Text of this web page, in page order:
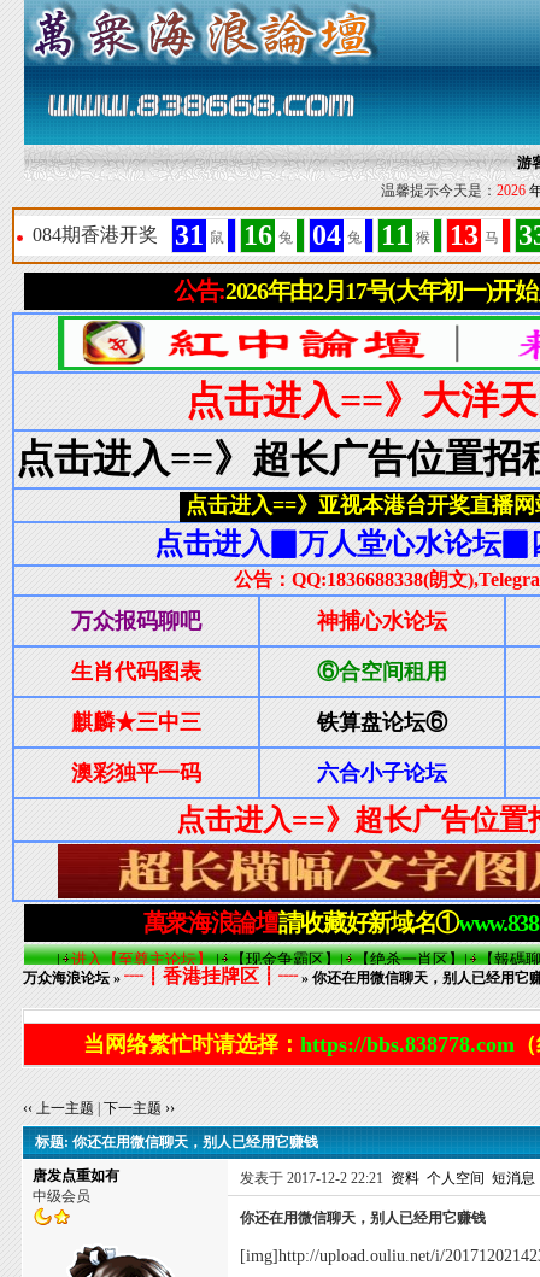
游
温馨提示今天是： 2026
万众海浪论坛 »┈┋香港挂牌区┋┈» 你还在用微信聊天，别人已经用它
当网络繁忙时请选择： https://bbs.838778.com
‹‹ 上一主题 |下一主题 ››
标题: 你还在用微信聊天，别人已经用它赚钱
唐发点重如有
中级会员
发表于 2017-12-2 22:21 资料 个人空间 短消息
你还在用微信聊天，别人已经用它赚钱
[img]http://upload.ouliu.net/i/